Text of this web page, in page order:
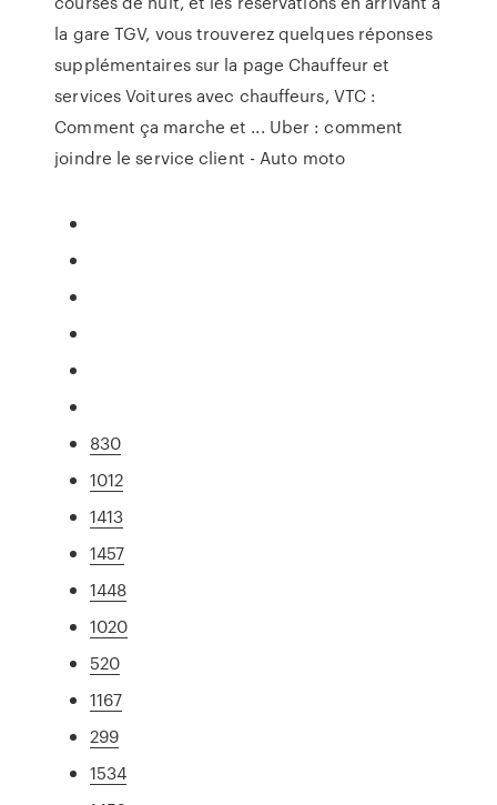
la gare TGV, vous trouverez quelques réponses
supplémentaires sur la page Chauffeur et
services Voitures avec chauffeurs, VTC :
Comment ça marche et ... Uber : comment
joindre le service client - Auto moto
830
1012
1413
1457
1448
1020
520
1167
299
1534